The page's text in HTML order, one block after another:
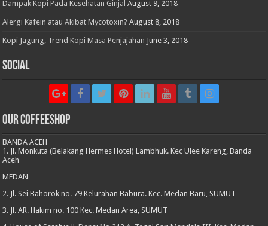
Dampak Kopi Pada Kesehatan Ginjal August 9, 2018
Alergi Kafein atau Akibat Mycotoxin? August 8, 2018
Kopi Jagung, Trend Kopi Masa Penjajahan June 3, 2018
Social
Our CoffeeShop
BANDA ACEH
1. Jl. Monkuta (Belakang Hermes Hotel) Lambhuk. Kec Ulee Kareng, Banda
Aceh
MEDAN
2. Jl. Sei Bahorok no. 79 Kelurahan Babura. Kec. Medan Baru, SUMUT
3. Jl. AR. Hakim no. 100 Kec. Medan Area, SUMUT